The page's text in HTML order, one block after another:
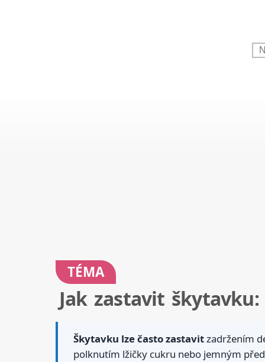
TÉMA
Jak zastavit
Škytavku lze často zastavitzadržením
polknutím lžičky cukru nebo jemným